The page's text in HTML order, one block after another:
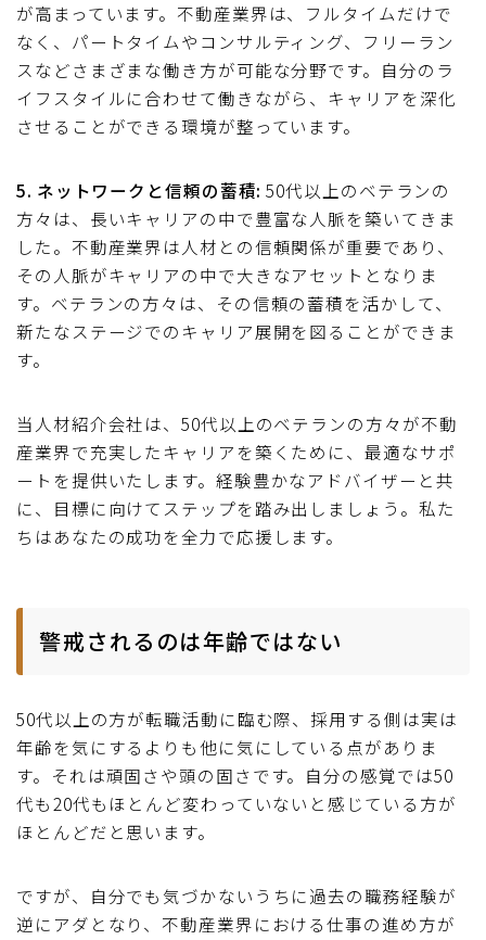
が高まっています。不動産業界は、フルタイムだけで
なく、パートタイムやコンサルティング、フリーラン
スなどさまざまな働き方が可能な分野です。自分のラ
イフスタイルに合わせて働きながら、キャリアを深化
させることができる環境が整っています。
5. ネットワークと信頼の蓄積: 50代以上のベテランの
方々は、長いキャリアの中で豊富な人脈を築いてきま
した。不動産業界は人材との信頼関係が重要であり、
その人脈がキャリアの中で大きなアセットとなりま
す。ベテランの方々は、その信頼の蓄積を活かして、
新たなステージでのキャリア展開を図ることができま
す。
当人材紹介会社は、50代以上のベテランの方々が不動
産業界で充実したキャリアを築くために、最適なサポ
ートを提供いたします。経験豊かなアドバイザーと共
に、目標に向けてステップを踏み出しましょう。私た
ちはあなたの成功を全力で応援します。
警戒されるのは年齢ではない
50代以上の方が転職活動に臨む際、採用する側は実は
年齢を気にするよりも他に気にしている点がありま
す。それは頑固さや頭の固さです。自分の感覚では50
代も20代もほとんど変わっていないと感じている方が
ほとんどだと思います。
ですが、自分でも気づかないうちに過去の職務経験が
逆にアダとなり、不動産業界における仕事の進め方が